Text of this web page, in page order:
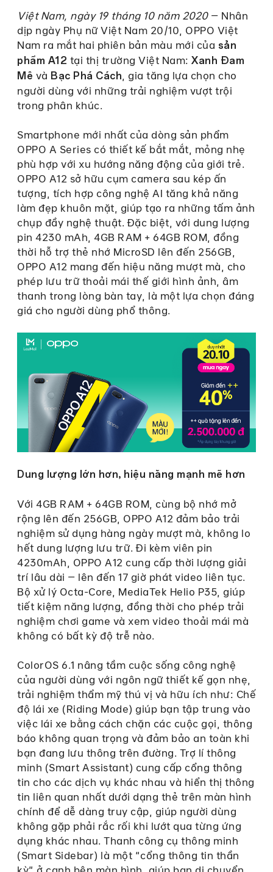
Việt Nam, ngày 19 tháng 10 năm 2020– Nhân
dịp ngày Phụ nữ Việt Nam 20/10, OPPO Việt
Nam ra mắt hai phiên bản màu mới của sản
phẩm A12 tại thị trường Việt Nam: Xanh Đam
Mê và Bạc Phá Cách , gia tăng lựa chọn cho
người dùng với những trải nghiệm vượt trội
trong phân khúc.
Smartphone mới nhất của dòng sản phẩm
OPPO A Series có thiết kế bắt mắt, mỏng nhẹ
phù hợp với xu hướng năng động của giới trẻ.
OPPO A12 sở hữu cụm camera sau kép ấn
tượng, tích hợp công nghệ AI tăng khả năng
làm đẹp khuôn mặt, giúp tạo ra những tấm ảnh
chụp đầy nghệ thuật. Đặc biệt, với dung lượng
pin 4230 mAh, 4GB RAM + 64GB ROM, đồng
thời hỗ trợ thẻ nhớ MicroSD lên đến 256GB,
OPPO A12 mang đến hiệu năng mượt mà, cho
phép lưu trữ thoải mái thế giới hình ảnh, âm
thanh trong lòng bàn tay, là một lựa chọn đáng
giá cho người dùng phổ thông.
Dung lượng lớn hơn, hiệu năng mạnh mẽ hơn
Với 4GB RAM + 64GB ROM, cùng bộ nhớ mở
rộng lên đến 256GB, OPPO A12 đảm bảo trải
nghiệm sử dụng hàng ngày mượt mà, không lo
hết dung lượng lưu trữ. Đi kèm viên pin
4230mAh, OPPO A12 cung cấp thời lượng giải
trí lâu dài – lên đến 17 giờ phát video liên tục.
Bộ xử lý Octa-Core, MediaTek Helio P35, giúp
tiết kiệm năng lượng, đồng thời cho phép trải
nghiệm chơi game và xem video thoải mái mà
không có bất kỳ độ trễ nào.
ColorOS 6.1 nâng tầm cuộc sống công nghệ
của người dùng với ngôn ngữ thiết kế gọn nhẹ,
trải nghiệm thẩm mỹ thú vị và hữu ích như: Chế
độ lái xe (Riding Mode) giúp bạn tập trung vào
việc lái xe bằng cách chặn các cuộc gọi, thông
báo không quan trọng và đảm bảo an toàn khi
bạn đang lưu thông trên đường. Trợ lí thông
minh (Smart Assistant) cung cấp cổng thông
tin cho các dịch vụ khác nhau và hiển thị thông
tin liên quan nhất dưới dạng thẻ trên màn hình
chính để dễ dàng truy cập, giúp người dùng
không gặp phải rắc rối khi lướt qua từng ứng
dụng khác nhau. Thanh công cụ thông minh
(Smart Sidebar) là một “cổng thông tin thần